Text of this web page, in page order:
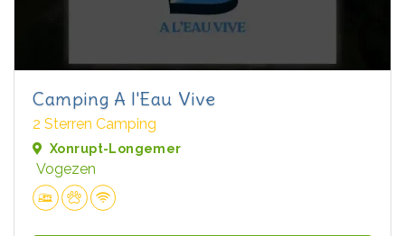
Camping A l'Eau Vive
2 Sterren Camping
Xonrupt-Longemer
Vogezen